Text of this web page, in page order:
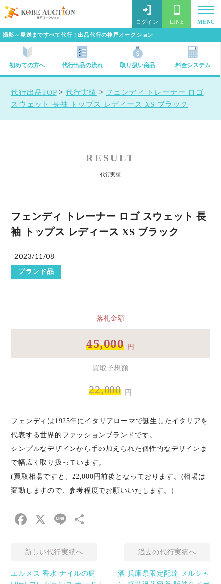
撮影～発送まですべて代行！出品代行の神戸オークション
ログイン LINE MENU
初めての方へ 代行出品の流れ 取り扱い商品 料金システム
代行出品TOP> 代行実績 > フェンディ トレーナー ロゴ
スウェット 長袖 トップス レディース XS ブラック
RESULT
代行実績
フェンディ トレーナー ロゴ スウェット 長
袖 トップス レディース XS ブラック
2023/11/08
ブランド品
落札金額
45,000 円
買取予想額
22,000 円
フェンディは1925年にイタリアローマで誕生したイタリアを
代表する世界的ファッションブランドです。
シンプルなデザインから手の加えられた個性的なデザインま
で幅広く取り扱っています。
(買取相場ですと、22,000円前後となっております。(相場は
変動しますので、参考程度でお願いいたします。)
Facebook
X Line
新しい代行実績へ
エルメス 香水 ナイルの庭
過去の代行実績へ
酒 兵庫県限定配達 メルシャ